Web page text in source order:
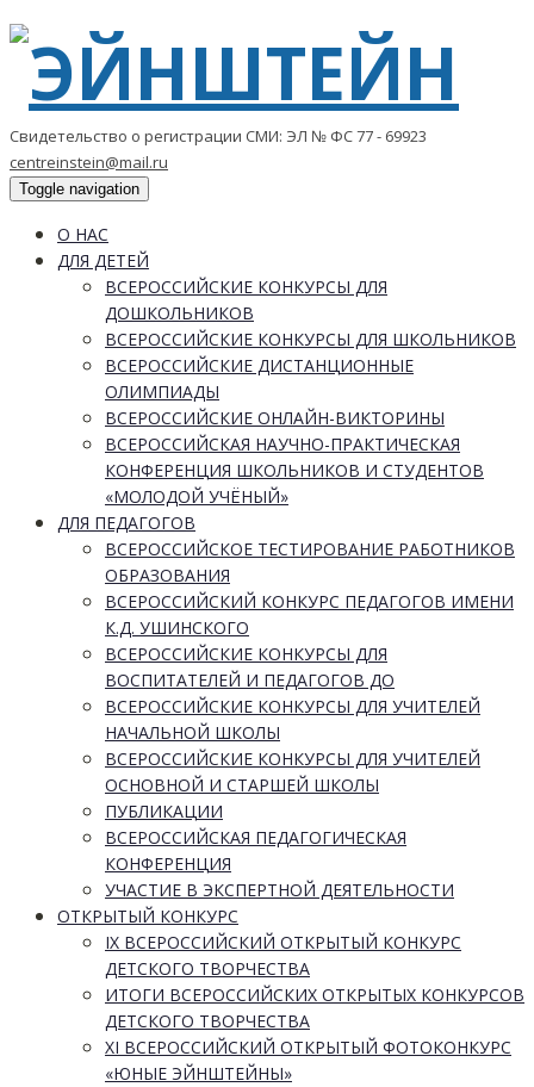
Свидетельство о регистрации СМИ: ЭЛ № ФС 77 - 69923
centreinstein@mail.ru
Toggle navigation
О НАС
ДЛЯ ДЕТЕЙ
ВСЕРОССИЙСКИЕ КОНКУРСЫ ДЛЯ
ДОШКОЛЬНИКОВ
ВСЕРОССИЙСКИЕ КОНКУРСЫ ДЛЯ ШКОЛЬНИКОВ
ВСЕРОССИЙСКИЕ ДИСТАНЦИОННЫЕ
ОЛИМПИАДЫ
ВСЕРОССИЙСКИЕ ОНЛАЙН-ВИКТОРИНЫ
ВСЕРОССИЙСКАЯ НАУЧНО-ПРАКТИЧЕСКАЯ
КОНФЕРЕНЦИЯ ШКОЛЬНИКОВ И СТУДЕНТОВ
«МОЛОДОЙ УЧЁНЫЙ»
ДЛЯ ПЕДАГОГОВ
ВСЕРОССИЙСКОЕ ТЕСТИРОВАНИЕ РАБОТНИКОВ
ОБРАЗОВАНИЯ
ВСЕРОССИЙСКИЙ КОНКУРС ПЕДАГОГОВ ИМЕНИ
К.Д. УШИНСКОГО
ВСЕРОССИЙСКИЕ КОНКУРСЫ ДЛЯ
ВОСПИТАТЕЛЕЙ И ПЕДАГОГОВ ДО
ВСЕРОССИЙСКИЕ КОНКУРСЫ ДЛЯ УЧИТЕЛЕЙ
НАЧАЛЬНОЙ ШКОЛЫ
ВСЕРОССИЙСКИЕ КОНКУРСЫ ДЛЯ УЧИТЕЛЕЙ
ОСНОВНОЙ И СТАРШЕЙ ШКОЛЫ
ПУБЛИКАЦИИ
ВСЕРОССИЙСКАЯ ПЕДАГОГИЧЕСКАЯ
КОНФЕРЕНЦИЯ
УЧАСТИЕ В ЭКСПЕРТНОЙ ДЕЯТЕЛЬНОСТИ
ОТКРЫТЫЙ КОНКУРС
IX ВСЕРОССИЙСКИЙ ОТКРЫТЫЙ КОНКУРС
ДЕТСКОГО ТВОРЧЕСТВА
ИТОГИ ВСЕРОССИЙСКИХ ОТКРЫТЫХ КОНКУРСОВ
ДЕТСКОГО ТВОРЧЕСТВА
XI ВСЕРОССИЙСКИЙ ОТКРЫТЫЙ ФОТОКОНКУРС
«ЮНЫЕ ЭЙНШТЕЙНЫ»